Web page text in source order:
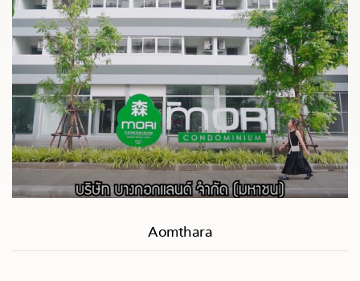
Aomthara